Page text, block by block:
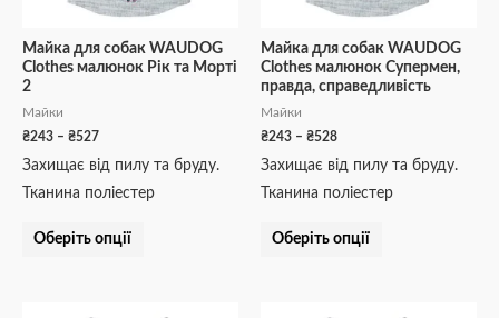
Майка для собак WAUDOG
Clothes малюнок Рік та Морті
2
Майки
₴243 – ₴527
Захищає від пилу та бруду.
Тканина поліестер
Оберіть опції
вибрати
на
сторінці
Майка для собак WAUDOG
Clothes малюнок Супермен,
правда, справедливість
Майки
₴243 – ₴528
Захищає від пилу та бруду.
Тканина поліестер
Оберіть опції
вибрати
на
сторінці
Цей
Цей